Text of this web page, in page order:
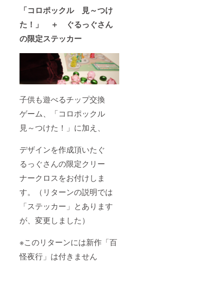
「コロポックル 見～つけ
た！」 ＋ ぐるっぐさん
の限定ステッカー
子供も遊べるチップ交換
ゲーム、「コロポックル
見～つけた！」に加え、
デザインを作成頂いたぐ
るっぐさんの限定クリー
ナークロスをお付けしま
す。（リターンの説明では
「ステッカー」とあります
が、変更しました）
※このリターンには新作「百
怪夜行」は付きません